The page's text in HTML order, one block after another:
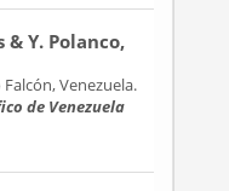
& Y. Polanco,
Venezuela.
de Venezuela